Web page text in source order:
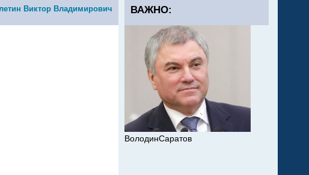
Виктор Владимирович ВАЖНО:
ВолодинСаратов